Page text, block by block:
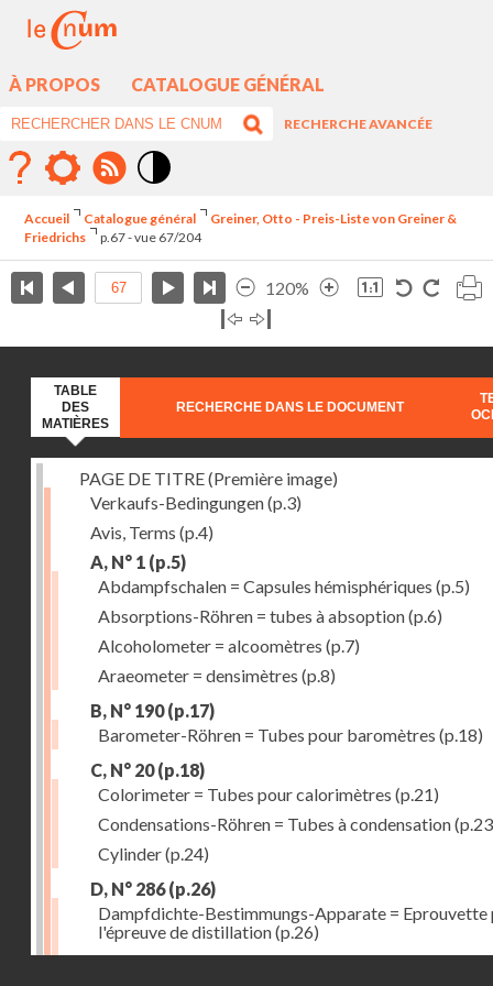
À PROPOS CATALOGUE GÉNÉRAL
RECHERCHE AVANCÉE
élévé
Accueil Catalogue général
Greiner, Otto - Preis-Liste von Greiner &
Friedrichs
p.67 - vue 67/204
120%
TABLE
DES
MATIÈRES
RECHERCHE DANS LE DOCUMENT
PAGE DE TITRE (Première image)
Verkaufs-Bedingungen(p.3)
Avis, Terms (p.4)
A, N° 1 (p.5)
Abdampfschalen = Capsules hémisphériques (p.5)
Absorptions-Röhren = tubes à absoption(p.6)
Alcoholometer = alcoomètres (p.7)
Araeometer = densimètres (p.8)
B, N° 190(p.17)
Barometer-Röhren = Tubes pour baromètres (p.18)
C, N° 20(p.18)
Colorimeter = Tubes pour calorimètres (p.21)
Condensations-Röhren = Tubes à condensation
Cylinder(p.24)
D, N° 286(p.26)
Dampfdichte-Bestimmungs-Apparate = Eprouvette
l'épreuve de distillation(p.26)
Destillir-Kolben = Ballons à distillation fractionnée